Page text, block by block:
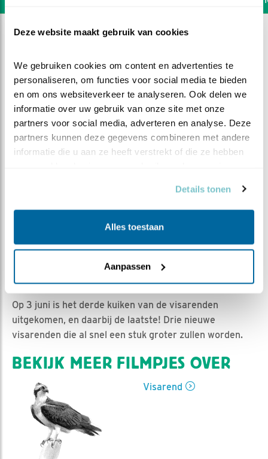
Deze website maakt gebruik van cookies
We gebruiken cookies om content en advertenties te
personaliseren, om functies voor social media te bieden
en om ons websiteverkeer te analyseren. Ook delen we
informatie over uw gebruik van onze site met onze
partners voor social media, adverteren en analyse. Deze
partners kunnen deze gegevens combineren met andere
informatie die u aan ze heeft verstrekt of die ze hebben
Details tonen
Alles toestaan
Aanpassen
De kuikens zijn compleet
Sam Reitsma | Geplaatst op 4 juni 2021, 0:00 |
ik leuk| Bewaar dit filmpje|
764x
Op 3 juni is het derde kuiken van de visarenden
uitgekomen, en daarbij de laatste! Drie nieuwe
visarenden die al snel een stuk groter zullen worden.
BEKIJK MEER FILMPJES OVER
Visarend